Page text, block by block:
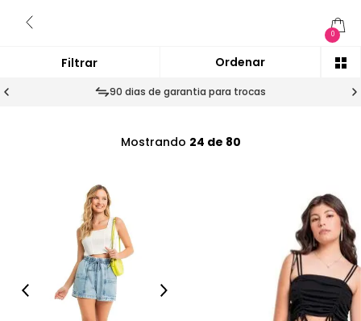
0
90 dias de garantia para trocas
Mostrando 24 de 80